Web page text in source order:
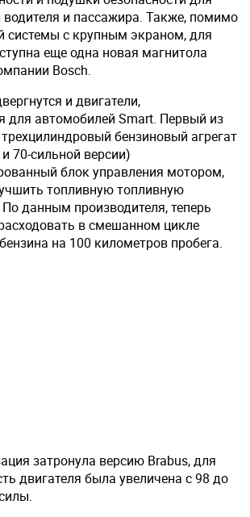
и пассажира. Также, помимо
системы с крупным экраном, для
еще одна новая магнитола
Bosch.
и двигатели,
для автомобилей Smart. Первый из
бензиновый агрегат
70-сильной версии)
блок управления мотором,
топливную топливную
данным производителя, теперь
в смешанном цикле
на 100 километров пробега.
затронула версию Brabus, для
двигателя была увеличена с 98 до